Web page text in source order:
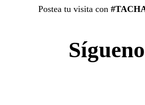
Postea tu visita con